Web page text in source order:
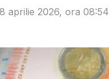
aprilie 2026, ora 08:54